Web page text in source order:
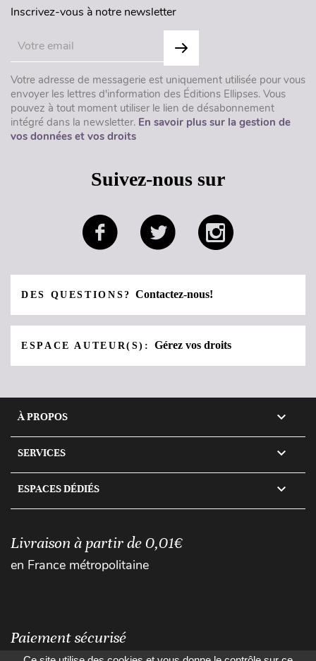
Inscrivez-vous à notre newsletter
Votre adresse de messagerie est uniquement utilisée pour vous
envoyer les lettres d'information des Éditions Ellipses. Vous
pouvez à tout moment utiliser le lien de désabonnement
intégré dans la newsletter. En savoir plus sur la gestion de
vos données et vos droits
Suivez-nous sur
DES QUESTIONS?Contactez-nous!
ESPACE AUTEUR(S):Gérez vos droits
À PROPOS 
SERVICES 
ESPACES DÉDIÉS 
Livraison à partir de 0,01€
en France métropolitaine
Paiement sécurisé